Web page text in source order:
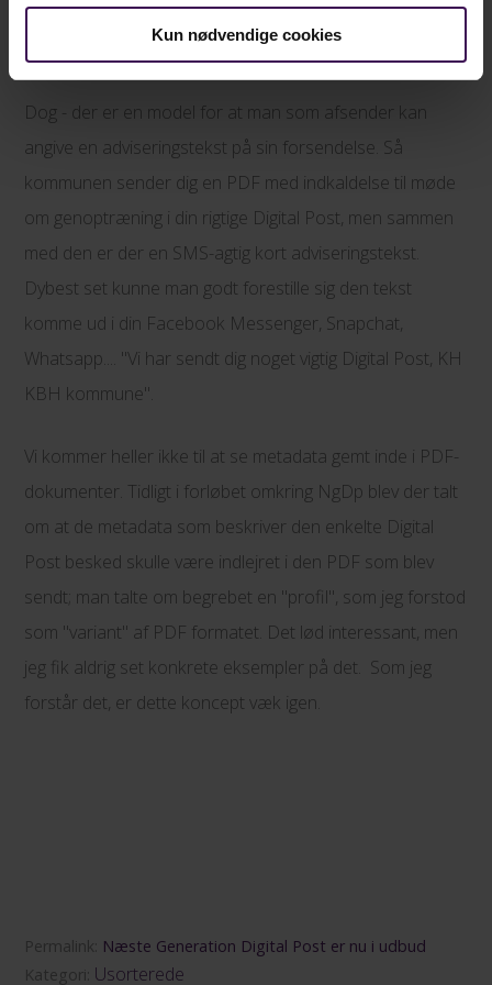
Kun nødvendige cookies
tænkte at det kunne være smart og godt, men hvor jeg
bare ikke kunne se at det kunne gøres sikkert nok.
Dog - der er en model for at man som afsender kan
angive en adviseringstekst på sin forsendelse. Så
kommunen sender dig en PDF med indkaldelse til møde
om genoptræning i din rigtige Digital Post, men sammen
med den er der en SMS-agtig kort adviseringstekst.
Dybest set kunne man godt forestille sig den tekst
komme ud i din Facebook Messenger, Snapchat,
Whatsapp.... "Vi har sendt dig noget vigtig Digital Post, KH
KBH kommune".
Vi kommer heller ikke til at se metadata gemt inde i PDF-
dokumenter. Tidligt i forløbet omkring NgDp blev der talt
om at de metadata som beskriver den enkelte Digital
Post besked skulle være indlejret i den PDF som blev
sendt; man talte om begrebet en "profil", som jeg forstod
som "variant" af PDF formatet. Det lød interessant, men
jeg fik aldrig set konkrete eksempler på det. Som jeg
forstår det, er dette koncept væk igen.
Permalink: Næste Generation Digital Post er nu i udbud
Kategori: Usorterede